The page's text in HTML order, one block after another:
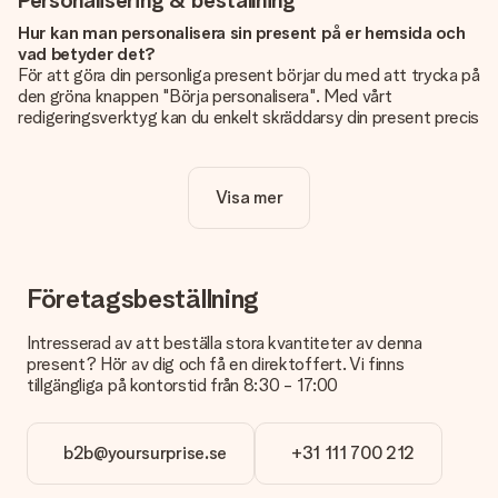
Hur kan man personalisera sin present på er hemsida och
vad betyder det?
För att göra din personliga present börjar du med att trycka på
den gröna knappen "Börja personalisera". Med vårt
redigeringsverktyg kan du enkelt skräddarsy din present precis
Kostar det något extra att personalisera sin present?
Hur vet jag att min bild har tillräckligt hög kvalitet?
det viktigt att använda foton av hög kvalitet. Om du är osäker
på kvaliteten på din bild kan du kontakta vår kundtjänst och
bifoga ditt foto tillsammans med den gåva du är intresserad
Vilket format kan jag ladda upp?
Du kan ladda upp filer i JPG och PNG-format. Är detta för
Visa mer
Företagsbeställning
Intresserad av att beställa stora kvantiteter av denna
present? Hör av dig och få en direktoffert. Vi finns
tillgängliga på kontorstid från 8:30 - 17:00
b2b@yoursurprise.se +31 111 700 212